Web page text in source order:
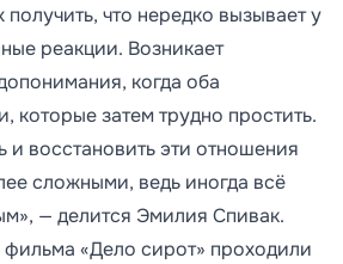
что нередко вызывает у
реакции. Возникает
когда оба
затем трудно простить.
и восстановить эти отношения
сложными, ведь иногда всё
— делится Эмилия Спивак.
«Дело сирот» проходили